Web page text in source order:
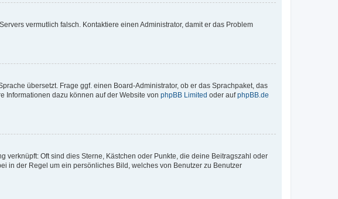
vermutlich falsch. Kontaktiere einen Administrator, damit er das Problem
übersetzt. Frage ggf. einen Board-Administrator, ob er das Sprachpaket, das
Informationen dazu können auf der Website von phpBB Limited oder aufphpBB.de
Oft sind dies Sterne, Kästchen oder Punkte, die deine Beitragszahl oder
in der Regel um ein persönliches Bild, welches von Benutzer zu Benutzer